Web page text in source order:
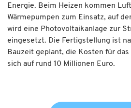
Energie. Beim Heizen kommen
Wärmepumpen zum Einsatz, auf
wird eine Photovoltaikanlage zur
eingesetzt. Die Fertigstellung ist
Bauzeit geplant, die Kosten für
sich auf rund 10 Millionen Euro.